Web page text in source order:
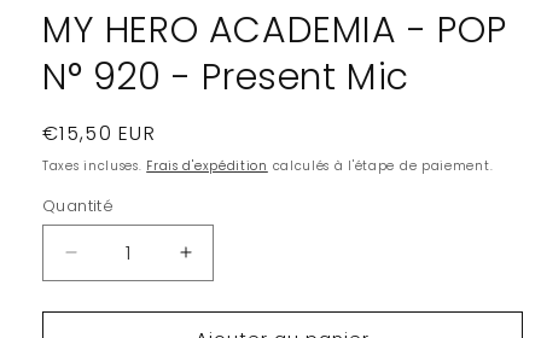
MY HERO ACADEMIA - POP
N° 920 - Present Mic
Prix
habituel
€15,50 EUR
Taxes incluses. Frais d'expédition calculés à l'étape de paiement.
Quantité
Quantité
Réduire
la
quantité
Augmenter
la
quantité